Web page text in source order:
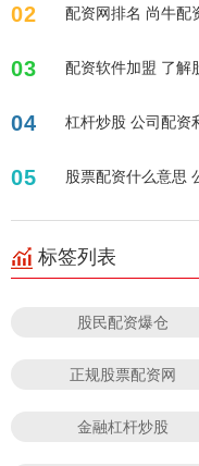
02 配资网排名 尚牛配
03 配资软件加盟 了解
04 杠杆炒股 公
05 股票配资什么意思
标签列表
股民配资爆仓
正规股票配资网
金融杠杆炒股